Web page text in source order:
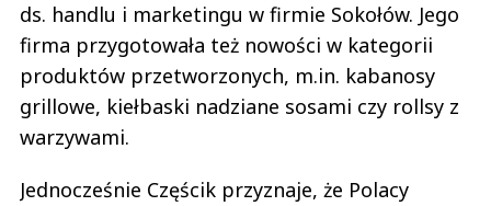
ds. handlu i marketingu w firmie Sokołów. Jego
firma przygotowała też nowości w kategorii
produktów przetworzonych, m.in. kabanosy
grillowe, kiełbaski nadziane sosami czy rollsy z
warzywami.
Jednocześnie Częścik przyznaje, że Polacy